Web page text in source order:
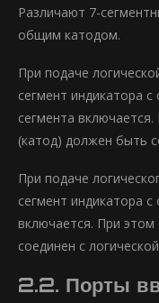
Различают 7-
общим катодом.
При подаче
сегмент индикатора
сегмента
(катод) должен быть
При подаче
сегмент индикатора
включается. При
соединен с
2.2. Порты